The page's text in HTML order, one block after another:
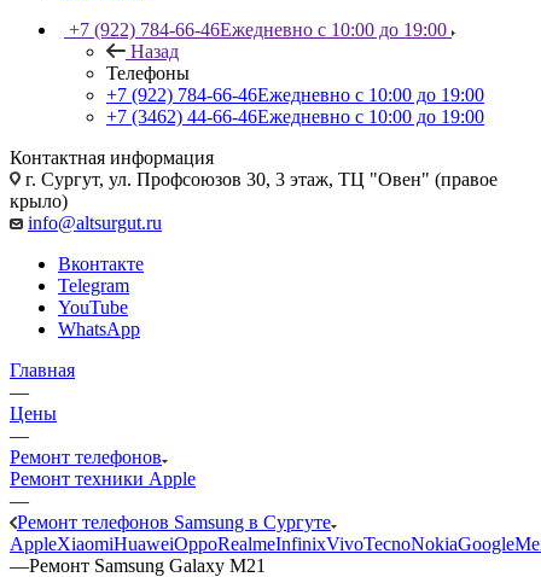
+7 (922) 784-66-46Ежедневно с 10:00 до 19:00
Назад
Телефоны
+7 (922) 784-66-46Ежедневно с 10:00 до 19:00
+7 (3462) 44-66-46Ежедневно с 10:00 до 19:00
Контактная информация
г. Сургут, ул. Профсоюзов 30, 3 этаж, ТЦ "Овен" (правое
крыло)
info@altsurgut.ru
Вконтакте
Telegram
YouTube
WhatsApp
Главная
—
Цены
—
Ремонт телефонов
Ремонт техники Apple
—
Ремонт телефонов Samsung в Сургуте
AppleXiaomiHuaweiOppoRealmeInfinixVivoTecnoNokiaGoogle
—Ремонт Samsung Galaxy M21